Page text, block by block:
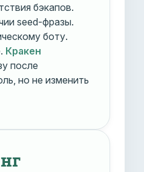
бэкапов.
seed-фразы.
боту.
Кракен
после
но не изменить